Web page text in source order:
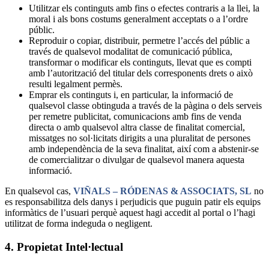
Utilitzar els continguts amb fins o efectes contraris a la llei, la
moral i als bons costums generalment acceptats o a l’ordre
públic.
Reproduir o copiar, distribuir, permetre l’accés del públic a
través de qualsevol modalitat de comunicació pública,
transformar o modificar els continguts, llevat que es compti
amb l’autorització del titular dels corresponents drets o això
resulti legalment permès.
Emprar els continguts i, en particular, la informació de
qualsevol classe obtinguda a través de la pàgina o dels serveis
per remetre publicitat, comunicacions amb fins de venda
directa o amb qualsevol altra classe de finalitat comercial,
missatges no sol·licitats dirigits a una pluralitat de persones
amb independència de la seva finalitat, així com a abstenir-se
de comercialitzar o divulgar de qualsevol manera aquesta
informació.
En qualsevol cas, VIÑALS – RÓDENAS & ASSOCIATS, SL no
es responsabilitza dels danys i perjudicis que puguin patir els equips
informàtics de l’usuari perquè aquest hagi accedit al portal o l’hagi
utilitzat de forma indeguda o negligent.
4. Propietat Intel·lectual